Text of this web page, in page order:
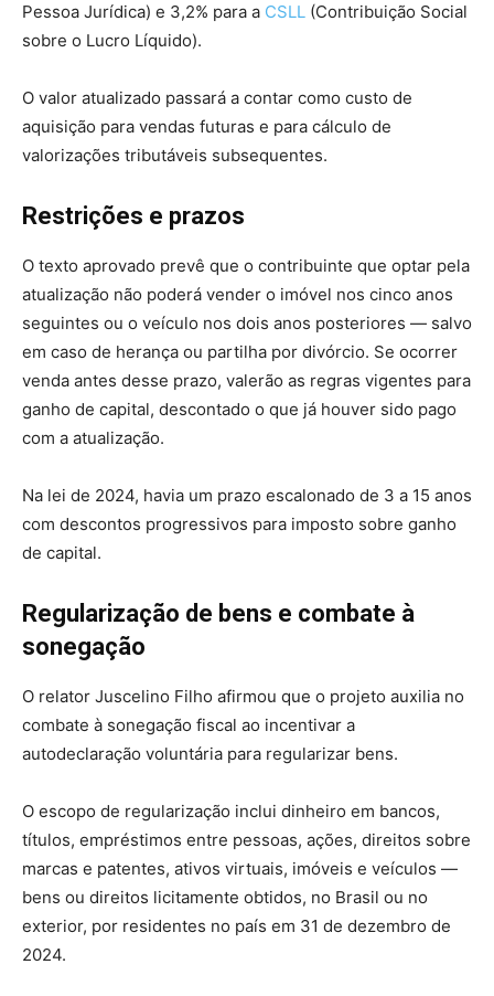
Pessoa Jurídica) e 3,2% para a CSLL (Contribuição Social
sobre o Lucro Líquido).
O valor atualizado passará a contar como custo de
aquisição para vendas futuras e para cálculo de
valorizações tributáveis subsequentes.
Restrições e prazos
O texto aprovado prevê que o contribuinte que optar pela
atualização não poderá vender o imóvel nos cinco anos
seguintes ou o veículo nos dois anos posteriores — salvo
em caso de herança ou partilha por divórcio. Se ocorrer
venda antes desse prazo, valerão as regras vigentes para
ganho de capital, descontado o que já houver sido pago
com a atualização.
Na lei de 2024, havia um prazo escalonado de 3 a 15 anos
com descontos progressivos para imposto sobre ganho
de capital.
Regularização de bens e combate à
sonegação
O relator Juscelino Filho afirmou que o projeto auxilia no
combate à sonegação fiscal ao incentivar a
autodeclaração voluntária para regularizar bens.
O escopo de regularização inclui dinheiro em bancos,
títulos, empréstimos entre pessoas, ações, direitos sobre
marcas e patentes, ativos virtuais, imóveis e veículos —
bens ou direitos licitamente obtidos, no Brasil ou no
exterior, por residentes no país em 31 de dezembro de
2024.